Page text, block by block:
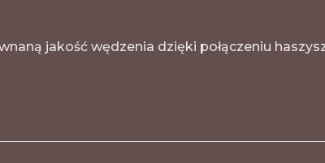
jakość wędzenia dzięki połączeniu